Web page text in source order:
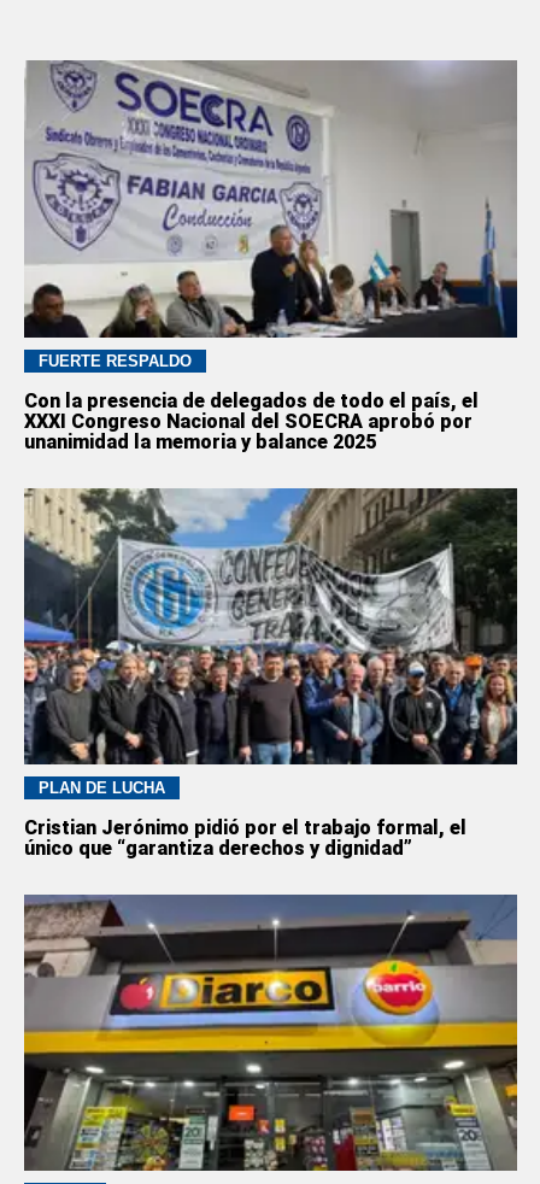
FUERTE RESPALDO
Con la presencia de delegados de todo el país, el
XXXI Congreso Nacional del SOECRA aprobó por
unanimidad la memoria y balance 2025
PLAN DE LUCHA
Cristian Jerónimo pidió por el trabajo formal, el
único que “garantiza derechos y dignidad”